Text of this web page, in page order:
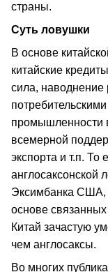
страны.
Суть ловушки
В основе
китайские
сила,
промышленности
всемерной
экспорта и т.п. То
Эксимбанка США,
основе
Китай зачастую
чем англосаксы.
Во многих